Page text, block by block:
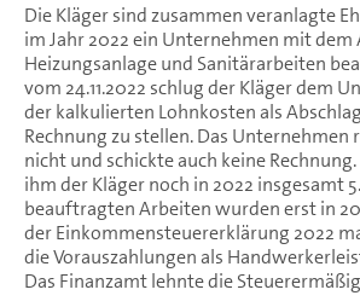
Die Kläger sind zusammen veranlagte
im Jahr 2022 ein Unternehmen mit dem
Heizungsanlage und Sanitärarbeiten
vom 24.11.2022 schlug der Kläger dem
der kalkulierten Lohnkosten als
Rechnung zu stellen. Das Unternehmen
nicht und schickte auch keine
ihm der Kläger noch in 2022 insgesamt
beauftragten Arbeiten wurden erst in
der Einkommensteuererklärung 2022
die Vorauszahlungen als
Das Finanzamt lehnte die